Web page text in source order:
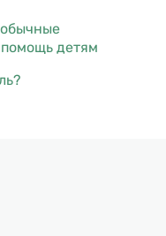
детям